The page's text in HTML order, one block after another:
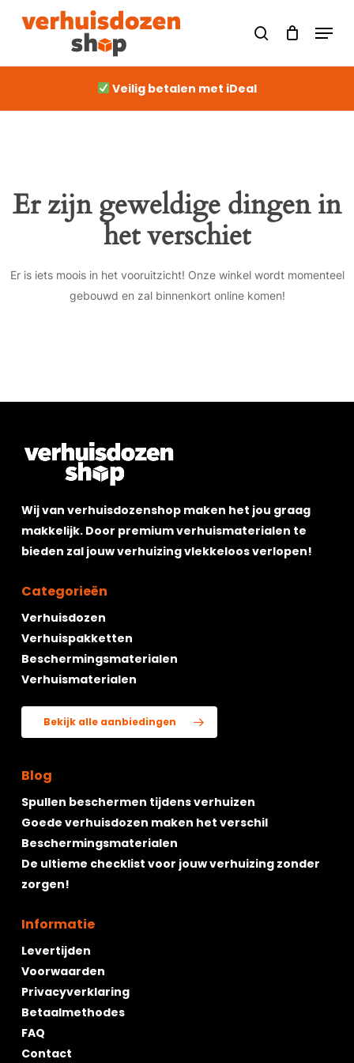
content
search
Cart Close
Geen producten in de winkelwagen.
Veilig betalen met iDeal
Er zijn geweldige dingen in
het verschiet
Er is iets moois in het vooruitzicht! Onze winkel wordt momenteel
gebouwd en zal binnenkort online komen!
Wij van verhuisdozenshop maken het jou graag
makkelijk. Door premium verhuismaterialen te
bieden zal jouw verhuizing vlekkeloos verlopen!
Categorieën
Verhuisdozen
Verhuispakketten
Beschermingsmaterialen
Verhuismaterialen
Bekijk alle aanbiedingen
Blog
Spullen beschermen tijdens verhuizen
Goede verhuisdozen maken het verschil
Beschermingsmaterialen
De ultieme checklist voor jouw verhuizing zonder
zorgen!
Informatie
Levertijden
Voorwaarden
Privacyverklaring
Betaalmethodes
FAQ
Contact